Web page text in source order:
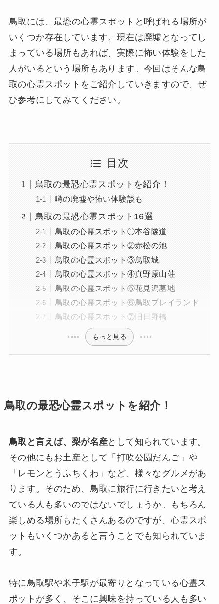
鳥取には、最恐の心霊スポットと呼ばれる場所が
いくつか存在しています。現在は廃墟となってし
まっている場所もあれば、実際に怖い体験をした
人がいるという場所もあります。今回はそんな鳥
取の心霊スポットをご紹介していきますので、ぜ
ひ参考にしてみてください。
目次
鳥取の最恐心霊スポットを紹介！
噂の廃墟や怖い体験談も
鳥取の最恐心霊スポット16選
鳥取の心霊スポット①本谷隧道
鳥取の心霊スポット②赤松の池
鳥取の心霊スポット③鳥取城
鳥取の心霊スポット④真野原山荘
鳥取の心霊スポット⑤花見潟墓地
鳥取の心霊スポット⑥鳥取プレイランド
鳥取の心霊スポット⑦旧日野橋
もっと見る
鳥取の最恐心霊スポットを紹介！
鳥取と言えば、梨が名産として知られています。
その他にもお土産として「打吹公園だんご」や
「レモンとうふちくわ」など、様々なグルメがあ
ります。そのため、鳥取に旅行に行きたいと考え
ている人も多いのではないでしょうか。もちろん
楽しめる場所もたくさんあるのですが、心霊スポ
ットもいくつかあると言うことでも知られていま
す。
特に鳥取駅や米子駅が最寄りとなっている心霊ス
ポットが多く、そこに興味を持っている人も多い